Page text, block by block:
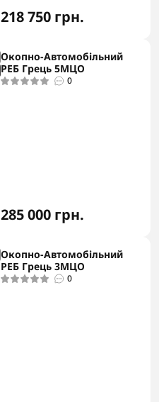
218 750 грн.
Окопно-Автомобільний
РЕБ Грець 5MЦО
0
285 000 грн.
Окопно-Автомобільний
РЕБ Грець 3MЦО
0